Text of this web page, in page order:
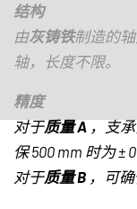
结构
由灰铸铁制造的
轴，长度不限。
精度
对于质量A，支
保500 mm 时为 ±
对于质量B ，可